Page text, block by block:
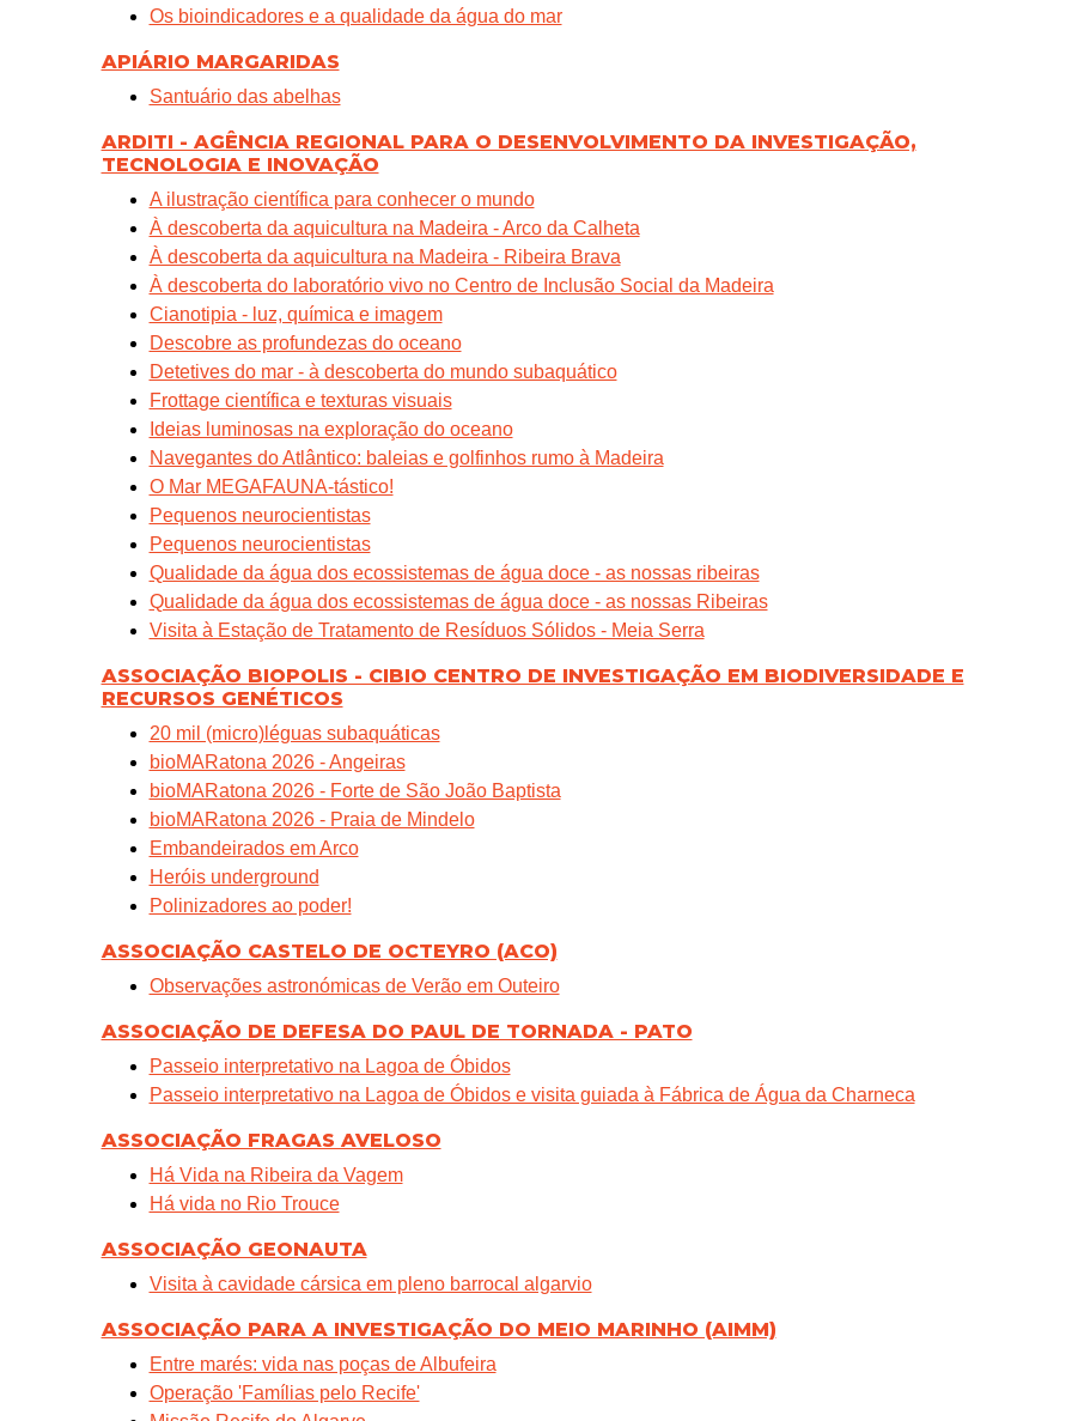
Os bioindicadores e a qualidade da água do mar
APIÁRIO MARGARIDAS
Santuário das abelhas
ARDITI - AGÊNCIA REGIONAL PARA O DESENVOLVIMENTO DA INVESTIGAÇÃO,
TECNOLOGIA E INOVAÇÃO
A ilustração científica para conhecer o mundo
À descoberta da aquicultura na Madeira - Arco da Calheta
À descoberta da aquicultura na Madeira - Ribeira Brava
À descoberta do laboratório vivo no Centro de Inclusão Social da Madeira
Cianotipia - luz, química e imagem
Descobre as profundezas do oceano
Detetives do mar - à descoberta do mundo subaquático
Frottage científica e texturas visuais
Ideias luminosas na exploração do oceano
Navegantes do Atlântico: baleias e golfinhos rumo à Madeira
O Mar MEGAFAUNA-tástico!
Pequenos neurocientistas
Pequenos neurocientistas
Qualidade da água dos ecossistemas de água doce - as nossas ribeiras
Qualidade da água dos ecossistemas de água doce - as nossas Ribeiras
Visita à Estação de Tratamento de Resíduos Sólidos - Meia Serra
ASSOCIAÇÃO BIOPOLIS - CIBIO CENTRO DE INVESTIGAÇÃO EM BIODIVERSIDADE E
RECURSOS GENÉTICOS
20 mil (micro)léguas subaquáticas
bioMARatona 2026 - Angeiras
bioMARatona 2026 - Forte de São João Baptista
bioMARatona 2026 - Praia de Mindelo
Embandeirados em Arco
Heróis underground
Polinizadores ao poder!
ASSOCIAÇÃO CASTELO DE OCTEYRO (ACO)
Observações astronómicas de Verão em Outeiro
ASSOCIAÇÃO DE DEFESA DO PAUL DE TORNADA - PATO
Passeio interpretativo na Lagoa de Óbidos
Passeio interpretativo na Lagoa de Óbidos e visita guiada à Fábrica de Água da Charneca
ASSOCIAÇÃO FRAGAS AVELOSO
Há Vida na Ribeira da Vagem
Há vida no Rio Trouce
ASSOCIAÇÃO GEONAUTA
Visita à cavidade cársica em pleno barrocal algarvio
ASSOCIAÇÃO PARA A INVESTIGAÇÃO DO MEIO MARINHO (AIMM)
Entre marés: vida nas poças de Albufeira
Operação 'Famílias pelo Recife'